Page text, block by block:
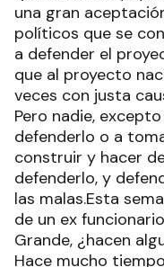
una gran
políticos que se
a defender el
que al proyecto
veces con justa
Pero nadie,
defenderlo o a
construir y hacer
defenderlo, y
las malas.Esta
de un ex
Grande, ¿hacen
Hace mucho